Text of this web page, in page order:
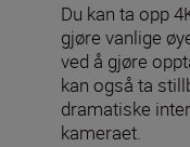
Du kan ta opp
gjøre vanlige
ved å gjøre
kan også ta
dramatiske
kameraet.